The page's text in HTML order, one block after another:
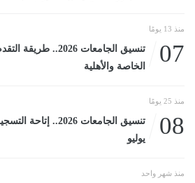
منذ 13 يومًا
07
تنسيق الجامعات
الخاصة والأهلية
منذ 25 يومًا
08
يوليو
منذ شهر واحد